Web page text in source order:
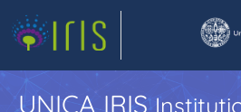
UNICA IRIS